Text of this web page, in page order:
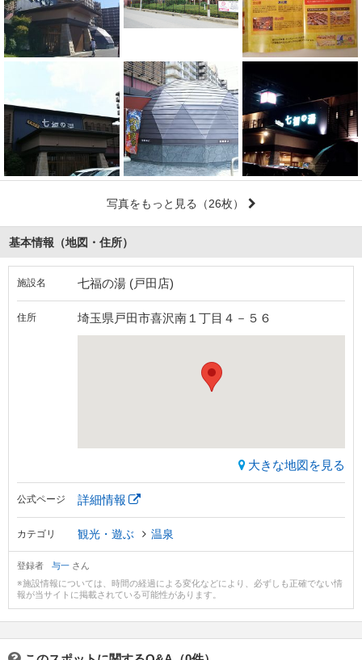
写真をもっと見る （26枚）
基本情報（地図・住所）
施設名 七福の湯 (戸田店)
住所 埼玉県戸田市喜沢南１丁目４－５６
大きな地図を見る
公式ページ 詳細情報
カテゴリ 観光・遊ぶ 温泉
登録者 与一 さん
※施設情報については、時間の経過による変化などにより、必ずしも正確でない情
報が当サイトに掲載されている可能性があります。